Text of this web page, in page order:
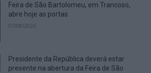
Feira de São Bartolomeu, em Trancoso,
abre hoje as portas
07/08/2026
Presidente da República deverá estar
presente na abertura da Feira de São